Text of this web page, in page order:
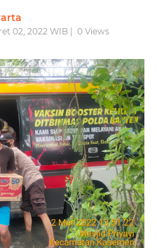
02, 2022 WIB | 0 Views